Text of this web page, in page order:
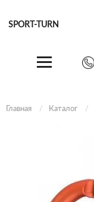
SPORT-TURN
Главная Каталог